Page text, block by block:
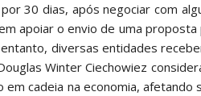
30 dias, após negociar com
apoiar o envio de uma
diversas entidades
Winter Ciechowiez
cadeia na economia, afetando